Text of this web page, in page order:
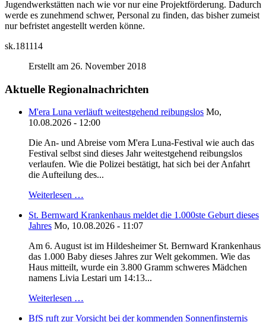
Jugendwerkstätten nach wie vor nur eine Projektförderung. Dadurch
werde es zunehmend schwer, Personal zu finden, das bisher zumeist
nur befristet angestellt werden könne.
sk.181114
Erstellt am 26. November 2018
Aktuelle Regionalnachrichten
M'era Luna verläuft weitestgehend reibungslos Mo,
10.08.2026 - 12:00
Die An- und Abreise vom M'era Luna-Festival wie auch das
Festival selbst sind dieses Jahr weitestgehend reibungslos
verlaufen. Wie die Polizei bestätigt, hat sich bei der Anfahrt
die Aufteilung des...
Weiterlesen …
St. Bernward Krankenhaus meldet die 1.000ste Geburt dieses
Jahres Mo, 10.08.2026 - 11:07
Am 6. August ist im Hildesheimer St. Bernward Krankenhaus
das 1.000 Baby dieses Jahres zur Welt gekommen. Wie das
Haus mitteilt, wurde ein 3.800 Gramm schweres Mädchen
namens Livia Lestari um 14:13...
Weiterlesen …
BfS ruft zur Vorsicht bei der kommenden Sonnenfinsternis